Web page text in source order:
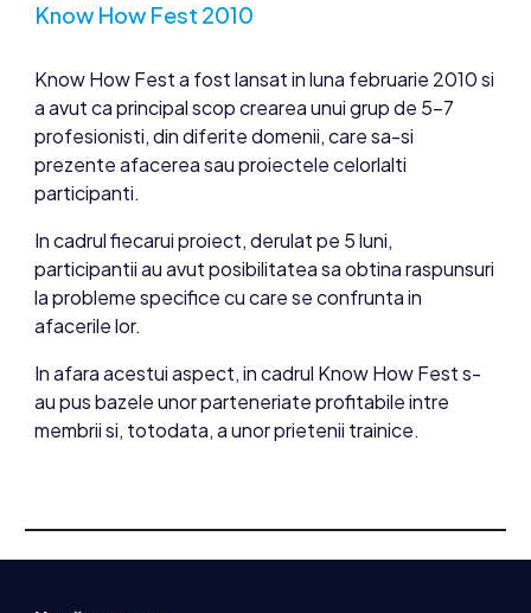
Know How Fest 2010
Know How Fest a fost lansat in luna februarie 2010 si
a avut ca principal scop crearea unui grup de 5-7
profesionisti, din diferite domenii, care sa-si
prezente afacerea sau proiectele celorlalti
participanti.
In cadrul fiecarui proiect, derulat pe 5 luni,
participantii au avut posibilitatea sa obtina raspunsuri
la probleme specifice cu care se confrunta in
afacerile lor.
In afara acestui aspect, in cadrul Know How Fest s-
au pus bazele unor parteneriate profitabile intre
membrii si, totodata, a unor prietenii trainice.